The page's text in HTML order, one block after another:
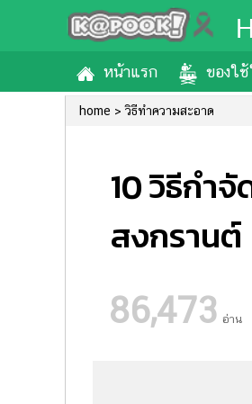
หน้าแรก ของใ
home วิธีทำความสะอาด
10 วิธีกำ
สงกรานต์
86,473 อ่าน